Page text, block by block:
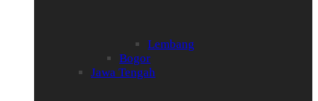
Lembang
Bogor
Jawa Tengah